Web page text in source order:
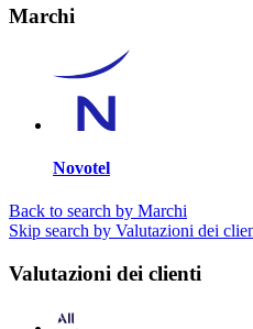
Marchi
Novotel
Back to search by Marchi
Skip search by Valutazioni dei
Valutazioni dei clienti